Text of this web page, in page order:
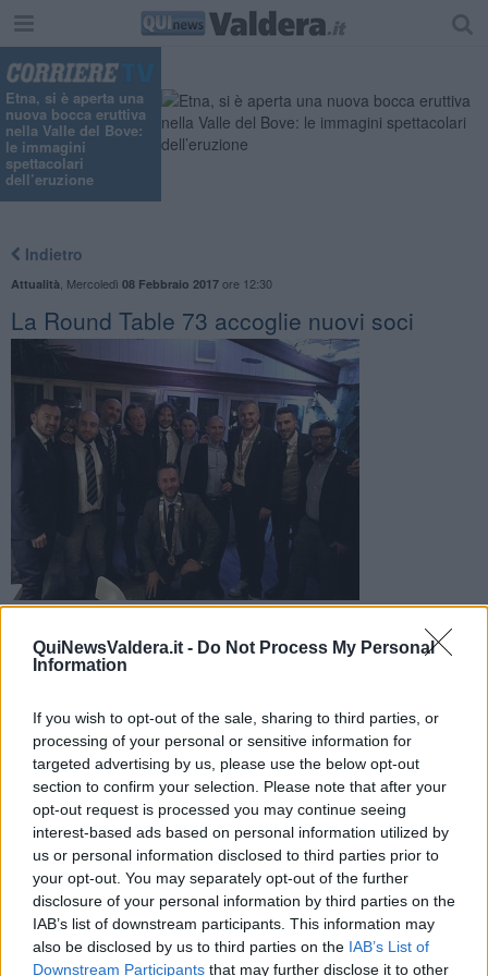
QuiNewsValdera.it - Do Not Process My Personal
Information
If you wish to opt-out of the sale, sharing to third parties, or
processing of your personal or sensitive information for
targeted advertising by us, please use the below opt-out
section to confirm your selection. Please note that after your
opt-out request is processed you may continue seeing
interest-based ads based on personal information utilized by
us or personal information disclosed to third parties prior to
your opt-out. You may separately opt-out of the further
disclosure of your personal information by third parties on the
IAB’s list of downstream participants. This information may
also be disclosed by us to third parties on the IAB’s List of
Downstream Participants that may further disclose it to other
Etna, si è aperta una
nuova bocca eruttiva
nella Valle del Bove:
le immagini
spettacolari
dell’eruzione
Indietro
Attualità Mercoledì 08 Febbraio 2017ore 12:30
La Round Table 73 accoglie nuovi soci
ragazzi di Fucecchio e di San Miniato. Il ricavato della serata
devoluto ai terremotati
PONTEDERA —LaRound Table 73 Pontederafa nuovi soci.
Sabato scorso a San Miniato sono entrati nel gruppo dei Giovani
Lorenzo Puccinelli
di Fucecchio, consulente commerciale
energetico, e
Matteo Tagliaferridi San Miniato, private banker.
La serata ha visto molte presenza da altri club d’Italia e non solo,
per festeggiare i nuovi soci. Presente anche il presidente nazionale
Round Table ItaliaSimone Grandi di Imola ed il presidente
nazionale Round Table San MarinoNicola Giardi. La serata è